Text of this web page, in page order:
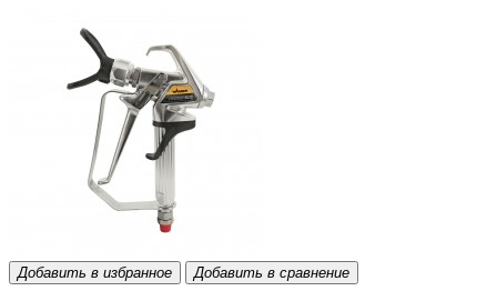
Добавить в избранное Добавить в сравнение